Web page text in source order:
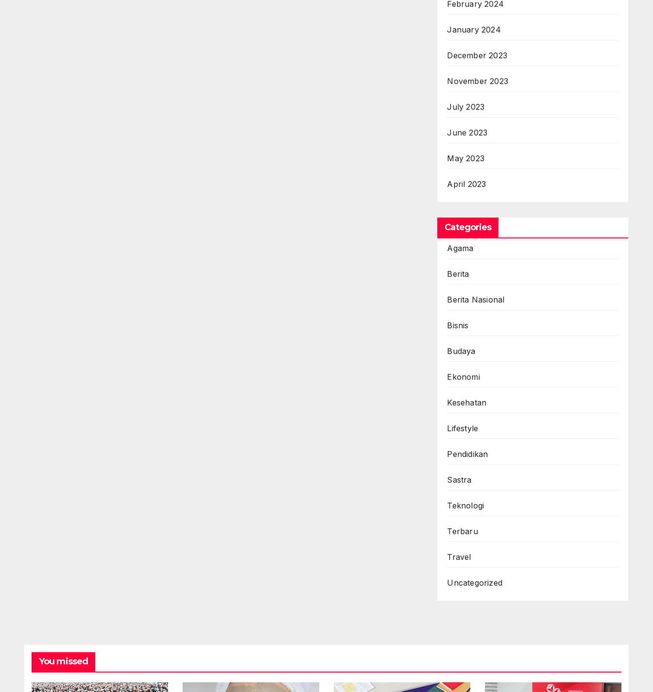
February 2024
January 2024
December 2023
November 2023
July 2023
June 2023
May 2023
April 2023
Categories
Agama
Berita
Berita Nasional
Bisnis
Budaya
Ekonomi
Kesehatan
Lifestyle
Pendidikan
Sastra
Teknologi
Terbaru
Travel
Uncategorized
You missed